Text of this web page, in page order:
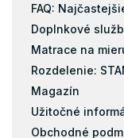
FAQ:
Doplnkové
Matrace na
Rozdelenie:
Magazín
Užitočné
Obchodné